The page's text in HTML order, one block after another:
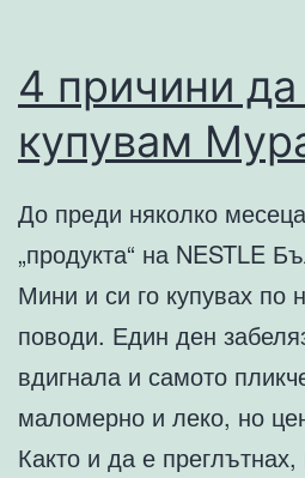
4 причини
купувам
До преди няколко
„продукта“ на NESTLE
Мини и си го купувах по
поводи. Един ден
вдигнала и самото
маломерно и леко, но
Както и да е